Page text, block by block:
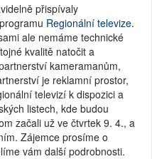
přispívaly
Regionální televize.
ale nemáme technické
kvalitě natočit a
kameramanům,
je reklamní prostor,
televizí k dispozici a
listech, kde budou
začali už ve čtvrtek 9. 4., a
Zájemce prosíme o
vám další podrobnosti.